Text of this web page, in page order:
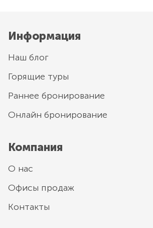
Информация
Наш блог
Горящие туры
Раннее бронирование
Онлайн бронирование
Компания
О нас
Офисы продаж
Контакты